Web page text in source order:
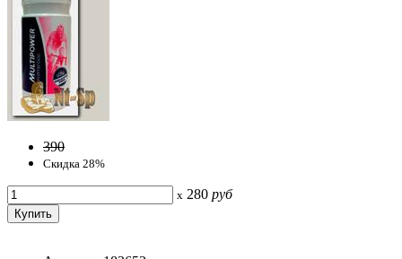
390
Скидка 28%
x 280 руб